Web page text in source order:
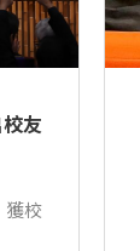
友
獲校